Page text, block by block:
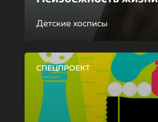
Детские хосписы
СПЕЦПРОЕКТ